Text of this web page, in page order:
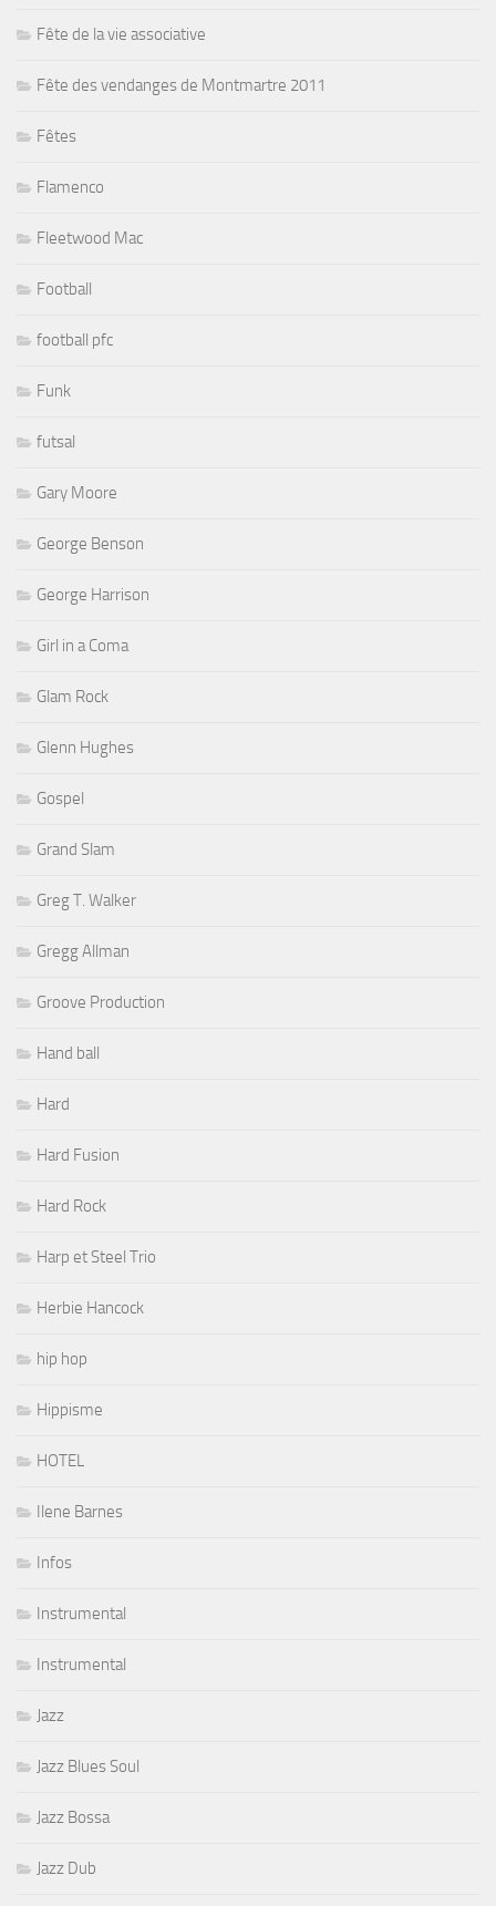
Fête de la vie associative
Fête des vendanges de Montmartre 2011
Fêtes
Flamenco
Fleetwood Mac
Football
football pfc
Funk
futsal
Gary Moore
George Benson
George Harrison
Girl in a Coma
Glam Rock
Glenn Hughes
Gospel
Grand Slam
Greg T. Walker
Gregg Allman
Groove Production
Hand ball
Hard
Hard Fusion
Hard Rock
Harp et Steel Trio
Herbie Hancock
hip hop
Hippisme
HOTEL
Ilene Barnes
Infos
Instrumental
Instrumental
Jazz
Jazz Blues Soul
Jazz Bossa
Jazz Dub